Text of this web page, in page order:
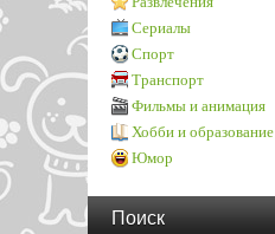
Сериалы
Спорт
Транспорт
Фильмы и анимация
Хобби и образование
Юмор
Поиск